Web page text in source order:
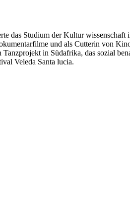
das Studium der Kultur
und als Cutterin von
in Südafrika, das sozial
Veleda Santa lucia.